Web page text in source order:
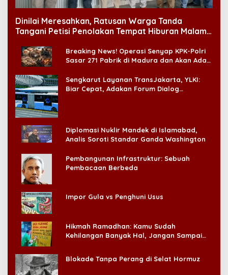
Dinilai Meresahkan, Ratusan Warga Tanda
Tangani Petisi Penolakan Tempat Hiburan Malam
Breaking News! Operasi Senyap KPK-Polri
Sasar 271 Pabrik di Madura dan Akan Ada
Sengkarut Layanan TransJakarta, YLKI:
Biar Cepat, Adakan Forum Dialog
Diplomasi Nuklir Mandek di Islamabad,
Analis Soroti Standar Ganda Washington
Pembangunan Infrastruktur: Sebuah
Pembacaan Berbeda
Impor Gula vs Penghuni Usus
Hikmah Ramadhan: Kamu Sudah
Kehilangan Banyak Hal, Jangan Sampai
Blokade Tanpa Perang di Selat Hormuz